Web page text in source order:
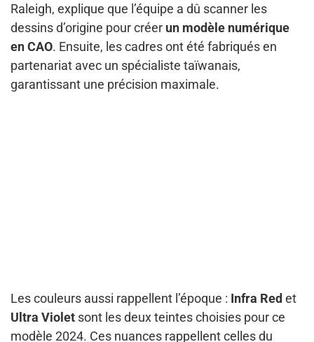
Raleigh, explique que l’équipe a dû scanner les
dessins d’origine pour créer un modèle numérique
en CAO. Ensuite, les cadres ont été fabriqués en
partenariat avec un spécialiste taïwanais,
garantissant une précision maximale.
Les couleurs aussi rappellent l’époque : Infra Red et
Ultra Violet sont les deux teintes choisies pour ce
modèle 2024. Ces nuances rappellent celles du